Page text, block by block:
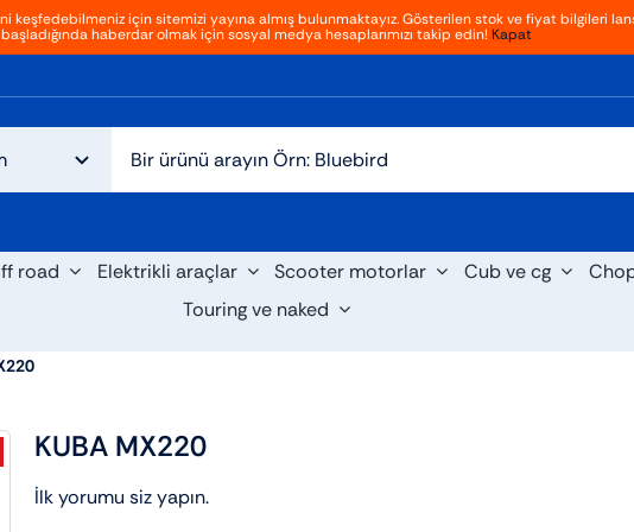
keşfedebilmeniz için sitemizi yayına almış bulunmaktayız. Gösterilen stok ve fiyat bilgileri
başladığında haberdar olmak için sosyal medya hesaplarımızı takip edin! Kapat
road Elektrikli araçlar Scooter motorlar Cub ve cg
Touring ve naked
KUBA MX220
İlk yorumu siz yapın.